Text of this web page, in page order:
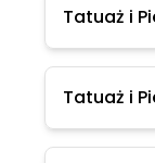
Tatuaż i
Tatuaż i